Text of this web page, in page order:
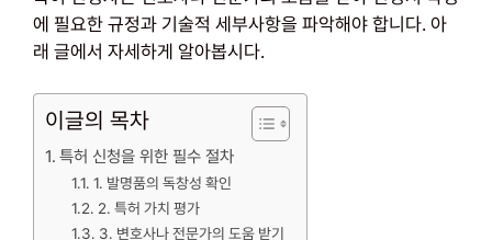
에 필요한 규정과 기술적 세부사항을 파악해야 합니다. 아
래 글에서 자세하게 알아봅시다.
이글의 목차
특허 신청을 위한 필수 절차
1. 발명품의 독창성 확인
2. 특허 가치 평가
3. 변호사나 전문가의 도움 받기